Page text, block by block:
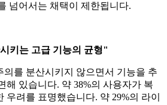
넘어서는 채택이 제한됩니다.
키는 고급 기능의 균형"
를 분산시키지 않으면서 기능을 추
해 있습니다. 약 38%의 사용자가 복
우려를 표명했습니다. 약 29%의 라이